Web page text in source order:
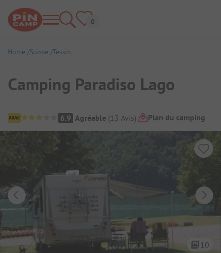
Home Suisse Tessin
Camping Paradiso Lago
Aperçu du camping
6.9 Agréable (13 Avis) Plan du camping
10